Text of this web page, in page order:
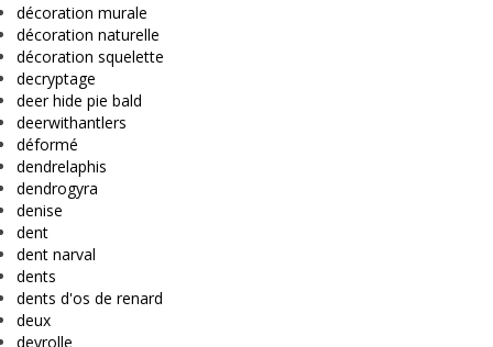
décoration murale
décoration naturelle
décoration squelette
decryptage
deer hide pie bald
deerwithantlers
déformé
dendrelaphis
dendrogyra
denise
dent
dent narval
dents
dents d'os de renard
deux
deyrolle